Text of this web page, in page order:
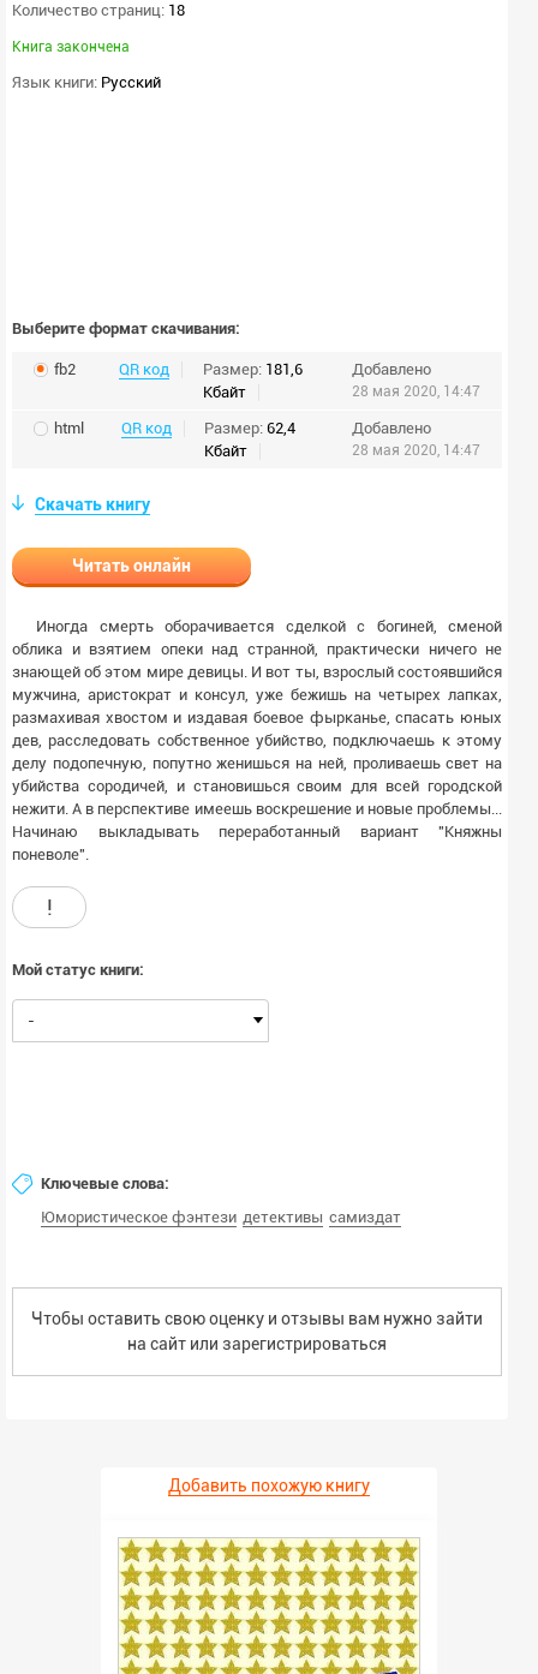
Количество страниц: 18
Книга закончена
Язык книги: Русский
Выберите формат скачивания:
fb2 QR код Размер: 181,6
Кбайт
Добавлено
28 мая 2020, 14:47
html QR код Размер: 62,4
Кбайт
Добавлено
28 мая 2020, 14:47
Скачать книгу
Читать онлайн
Иногда смерть оборачивается сделкой с богиней, сменой
облика и взятием опеки над странной, практически ничего не
знающей об этом мире девицы. И вот ты, взрослый состоявшийся
мужчина, аристократ и консул, уже бежишь на четырех лапках,
размахивая хвостом и издавая боевое фырканье, спасать юных
дев, расследовать собственное убийство, подключаешь к этому
делу подопечную, попутно женишься на ней, проливаешь свет на
убийства сородичей, и становишься своим для всей городской
нежити. А в перспективе имеешь воскрешение и новые проблемы...
Начинаю выкладывать переработанный вариант "Княжны
поневоле".
!
Мой статус книги:
-
Ключевые слова:
Юмористическое фэнтези детективы самиздат
Чтобы оставить свою оценку и отзывы вам нужно зайти
на сайт или зарегистрироваться
Добавить похожую книгу